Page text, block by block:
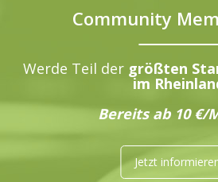
Community
Werde Teil der größten
im
Bereits ab 10 €/
Jetzt